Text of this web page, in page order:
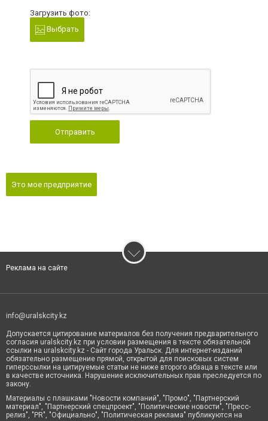
Загрузить фото:
Выбрать
Отправить
Это мое предприятие
Реклама на сайте
info@uralskcity.kz
Допускается цитирование материалов без получения предварительного
согласия uralskcity.kz при условии размещения в тексте обязательной
ссылки на uralskcity.kz - Сайт города Уральск. Для интернет-изданий
обязательно размещение прямой, открытой для поисковых систем
гиперссылки на цитируемые статьи не ниже второго абзаца в тексте или
в качестве источника. Нарушение исключительных прав преследуется по
закону.
Материалы с плашками "Новости компаний", "Промо", "Партнерский
материал", "Партнерский спецпроект", "Политические новости", "Пресс-
релиз", "PR", "Официально", "Политическая реклама" публикуются на